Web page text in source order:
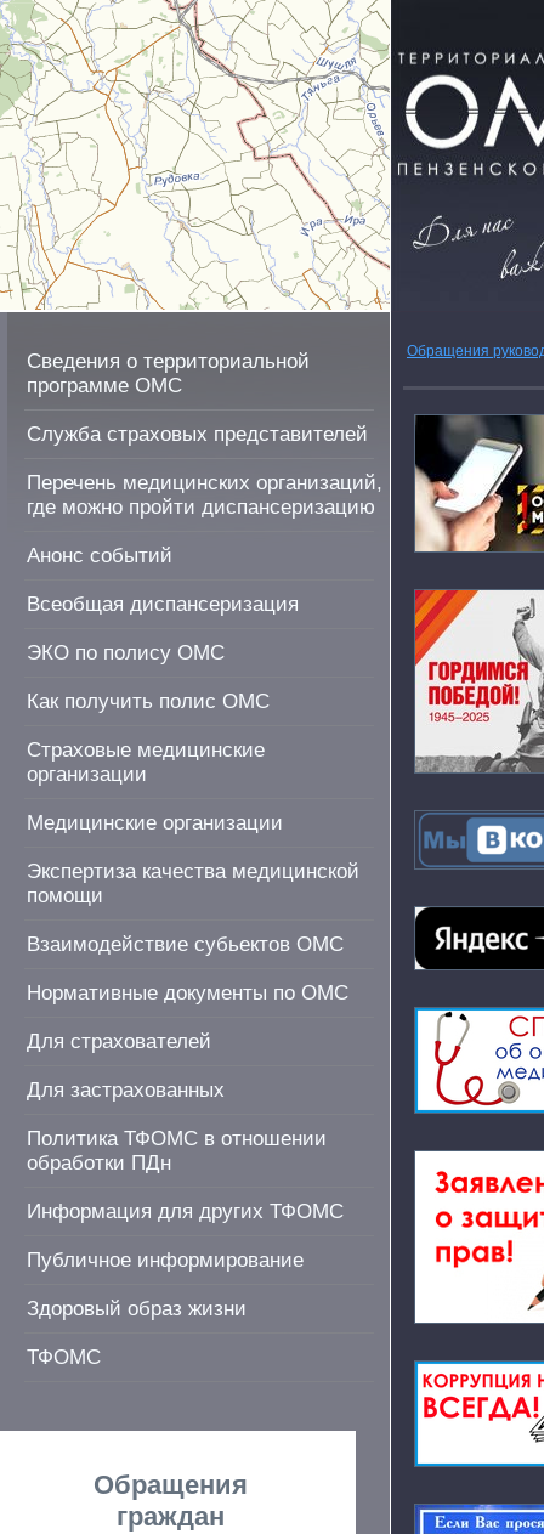
Сведения о территориальной
программе ОМС
Служба страховых представителей
Перечень медицинских организаций,
где можно пройти диспансеризацию
Анонс событий
Всеобщая диспансеризация
ЭКО по полису ОМС
Как получить полис ОМС
Страховые медицинские
организации
Медицинские организации
Экспертиза качества медицинской
помощи
Взаимодействие субьектов ОМС
Нормативные документы по ОМС
Для страхователей
Для застрахованных
Политика ТФОМС в отношении
обработки ПДн
Информация для других ТФОМС
Публичное информирование
Здоровый образ жизни
ТФОМС
Обращения
граждан
Обращения